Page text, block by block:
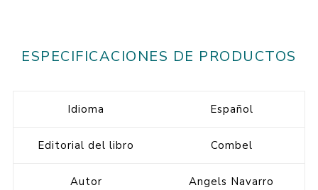
ESPECIFICACIONES DE PRODUCTOS
Idioma Español
Editorial del libro Combel
Autor Angels Navarro